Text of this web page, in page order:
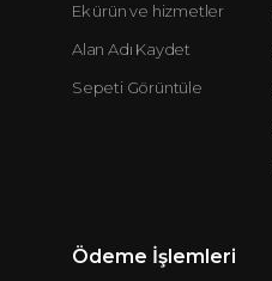
Ek ürün ve hizmetler
Alan Adı Kaydet
Sepeti Görüntüle
Ödeme İşlemleri